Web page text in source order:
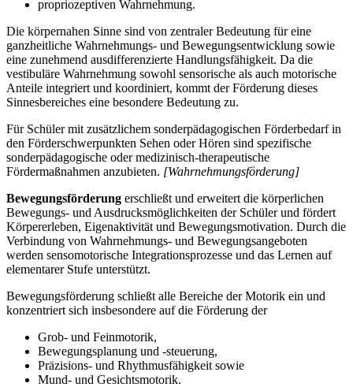
propriozeptiven Wahrnehmung.
Die körpernahen Sinne sind von zentraler Bedeutung für eine
ganzheitliche Wahrnehmungs- und Bewegungsentwicklung sowie
eine zunehmend ausdifferenzierte Handlungsfähigkeit. Da die
vestibuläre Wahrnehmung sowohl sensorische als auch motorische
Anteile integriert und koordiniert, kommt der Förderung dieses
Sinnesbereiches eine besondere Bedeutung zu.
Für Schüler mit zusätzlichem sonderpädagogischen Förderbedarf in
den Förderschwerpunkten Sehen oder Hören sind spezifische
sonderpädagogische oder medizinisch-therapeutische
Fördermaßnahmen anzubieten. [Wahrnehmungsförderung]
Bewegungsförderung erschließt und erweitert die körperlichen
Bewegungs- und Ausdrucksmöglichkeiten der Schüler und fördert
Körpererleben, Eigenaktivität und Bewegungsmotivation. Durch die
Verbindung von Wahrnehmungs- und Bewegungsangeboten
werden sensomotorische Integrationsprozesse und das Lernen auf
elementarer Stufe unterstützt.
Bewegungsförderung schließt alle Bereiche der Motorik ein und
konzentriert sich insbesondere auf die Förderung der
Grob- und Feinmotorik,
Bewegungsplanung und -steuerung,
Präzisions- und Rhythmusfähigkeit sowie
Mund- und Gesichtsmotorik.